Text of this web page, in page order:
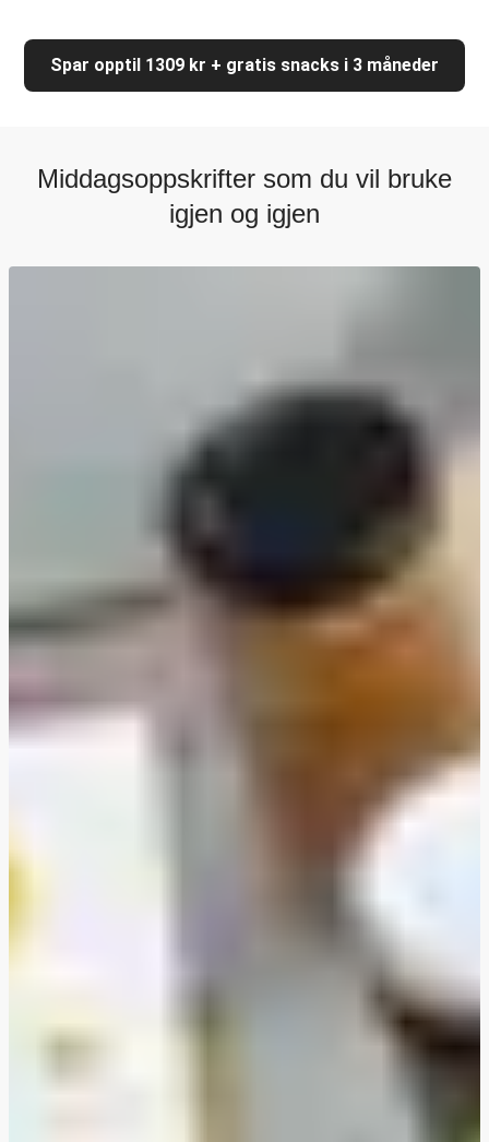
Spar opptil 1309 kr + gratis snacks i 3 måneder
Middagsoppskrifter som du vil bruke
igjen og igjen